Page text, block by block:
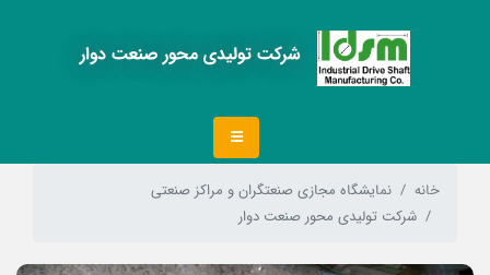
شرکت تولیدی محور صنعت دوار
خانه
نمایشگاه مجازی صنعتگران و مراکز صنعتی
شرکت تولیدی محور صنعت دوار